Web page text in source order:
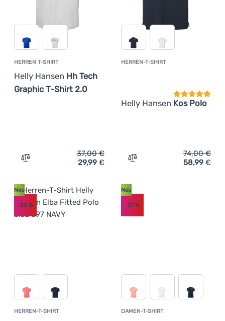
HERREN T-SHIRT
Helly Hansen Hh Tech
Graphic T-Shirt 2.0
Zum Vergleich 'Herren T-Shirt Helly Hansen Hh Tech
37,00€
29,99 €
HERREN-T-SHIRT
Helly Hansen Kos Polo
Zum Vergleich 'Herren-T-
74,00€
58,99 €
HERREN-T-SHIRT
Neu
-20 %
DAMEN-T-SHIRT
Neu
-21 %